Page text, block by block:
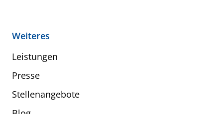
Weiteres
Leistungen
Presse
Stellenangebote